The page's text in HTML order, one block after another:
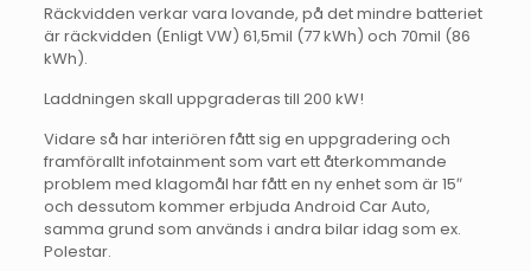
Räckvidden verkar vara lovande, på det mindre batteriet
är räckvidden (Enligt VW) 61,5mil (77 kWh) och 70mil (86
kWh).
Laddningen skall uppgraderas till 200 kW!
Vidare så har interiören fått sig en uppgradering och
framförallt infotainment som vart ett återkommande
problem med klagomål har fått en ny enhet som är 15″
och dessutom kommer erbjuda Android Car Auto,
samma grund som används i andra bilar idag som ex.
Polestar.